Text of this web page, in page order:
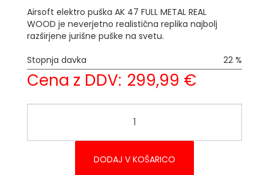
Airsoft elektro puška AK 47 FULL METAL REAL
WOOD je neverjetno realistična replika najbolj
razširjene jurišne puške na svetu.
Stopnja davka
22 %
Cena z DDV: 299,99 €
DODAJ V KOŠARICO